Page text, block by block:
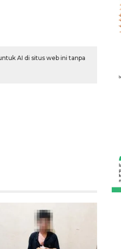
AI di situs web ini tanpa